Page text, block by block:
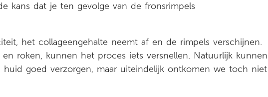
kans dat je ten gevolge van de fronsrimpels
het collageengehalte neemt af en de rimpels verschijnen.
roken, kunnen het proces iets versnellen. Natuurlijk kunnen
goed verzorgen, maar uiteindelijk ontkomen we toch niet